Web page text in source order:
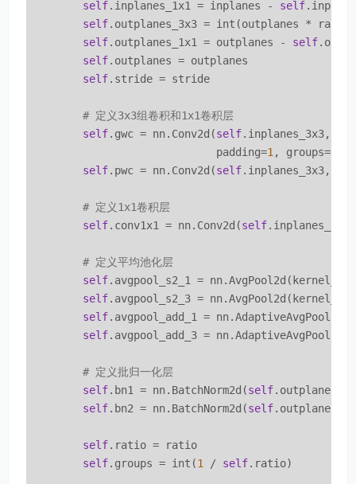
self.inplanes_1x1 = inplanes - self
self.outplanes_3x3 = int(outplanes * ratio)
self.outplanes_1x1 = outplanes - self
self.outplanes = outplanes
self.stride = stride
# 定义3x3组卷积和1x1卷积层
self.gwc = nn.Conv2d(self.inplanes_3x3,
                             padding=
1 , groups=
self.pwc = nn.Conv2d(self.inplanes_3x3,
# 定义1x1卷积层
self.conv1x1 = nn.Conv2d(self
# 定义平均池化层
self.avgpool_s2_1 =
self.avgpool_s2_3 =
self.avgpool_add_1 = nn.AdaptiveAvgPool2d(
self.avgpool_add_3 = nn.AdaptiveAvgPool2d(
# 定义批归一化层
self.bn1 = nn.BatchNorm2d(self.outplanes)
self.bn2 = nn.BatchNorm2d(self.outplanes)
self.ratio = ratio
self.groups = int(1 / self.ratio)